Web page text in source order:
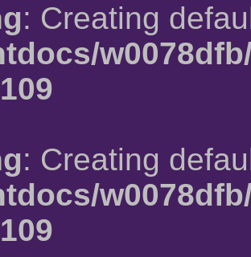
: Creating
109
: Creating
109